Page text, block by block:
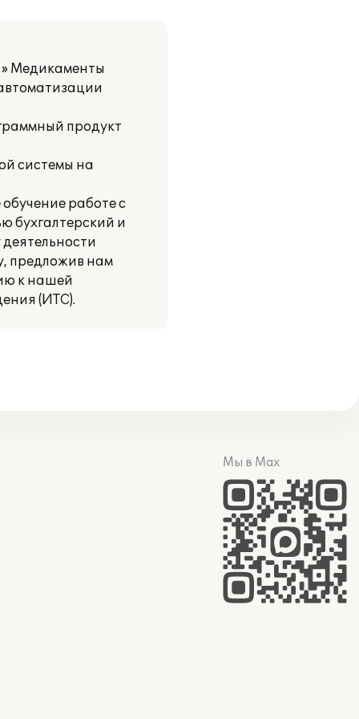
Медикаменты
продукт
системы на
работе с
бухгалтерский и
предложив нам
к нашей
(ИТС).
Мы в Max